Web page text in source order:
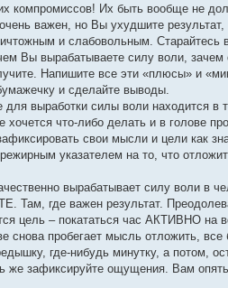
компромиссов! Их быть вообще не
очень важен, но Вы ухудшите
и слабовольным. Старайтесь
Вы вырабатываете силу воли,
Напишите все эти «плюсы» и
и сделайте выводы.
выработки силы воли находится
хочется что-либо делать и в голове
свои мысли и цели как
указателем на то, что
вырабатывает силу воли в
Там, где важен результат.
цель – покататься час АКТИВНО на
снова пробегает мысль отложить,
где-нибудь минутку, а потом,
же зафиксируйте ощущения. Вам